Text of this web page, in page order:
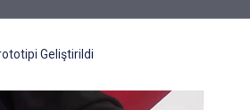
Geliştirildi